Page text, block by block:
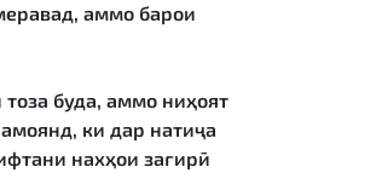
аммо барои
буда, аммо ниҳоят
ки дар натиҷа
нахҳои зағирӣ